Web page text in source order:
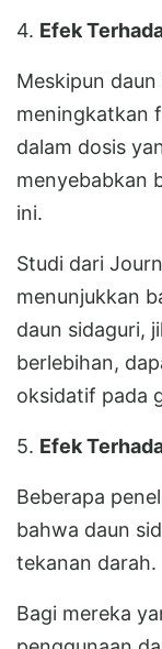
4. Efek
Meskipun
meningkatkan
dalam dosis
menyebabkan
ini.
Studi dari
menunjukkan
daun sidaguri,
berlebihan,
oksidatif pada
5. Efek
Beberapa
bahwa daun
tekanan darah.
Bagi mereka